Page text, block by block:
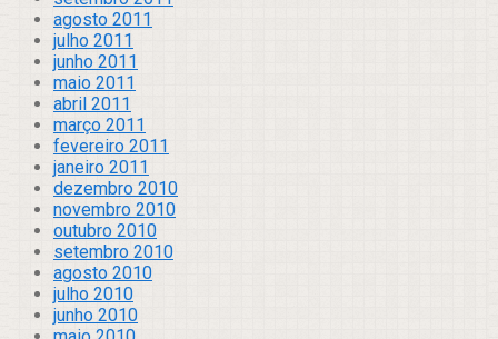
agosto 2011
julho 2011
junho 2011
maio 2011
abril 2011
março 2011
fevereiro 2011
janeiro 2011
dezembro 2010
novembro 2010
outubro 2010
setembro 2010
agosto 2010
julho 2010
junho 2010